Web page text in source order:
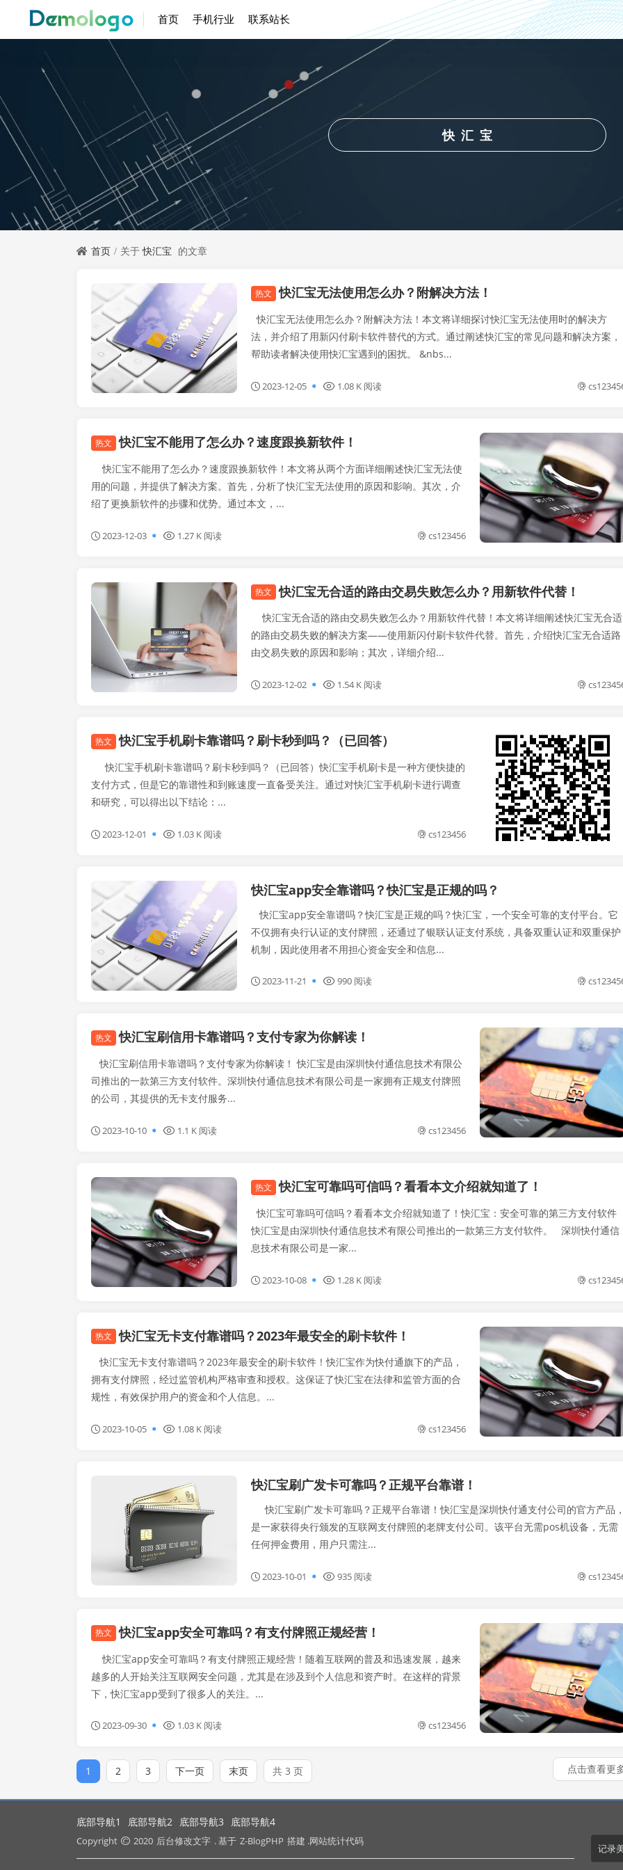
首页 手机行业 联系站长
快汇宝
首页 关于快汇宝 的文章
闪电宝plus
热文 快汇宝无法使用怎么办？附解决方法！
快汇宝无法使用怎么办？附解决方法！本文将详细探讨快汇宝无法使用时的解决方
法，并介绍了用新闪付刷卡软件替代的方式。通过阐述快汇宝的常见问题和解决方案，
帮助读者解决使用快汇宝遇到的困扰。 &nbs...
2023-12-05 1.08 K 阅读
热文 快汇宝不能用了怎么办？速度跟换新软件！
快汇宝不能用了怎么办？速度跟换新软件！本文将从两个方面详细阐述快汇宝无法使
用的问题，并提供了解决方案。首先，分析了快汇宝无法使用的原因和影响。其次，介
绍了更换新软件的步骤和优势。通过本文，...
2023-12-03 1.27 K 阅读 cs123456
闪电宝plus
热文 快汇宝无合适的路由交易失败怎么办？用新软件代替！
快汇宝无合适的路由交易失败怎么办？用新软件代替！本文将详细阐述快汇宝无合适
的路由交易失败的解决方案——使用新闪付刷卡软件代替。首先，介绍快汇宝无合适路
由交易失败的原因和影响；其次，详细介绍...
2023-12-02 1.54 K 阅读
热文 快汇宝手机刷卡靠谱吗？刷卡秒到吗？（已回答）
快汇宝手机刷卡靠谱吗？刷卡秒到吗？（已回答）快汇宝手机刷卡是一种方便快捷的
支付方式，但是它的靠谱性和到账速度一直备受关注。通过对快汇宝手机刷卡进行调查
和研究，可以得出以下结论：...
2023-12-01 1.03 K 阅读 cs123456
闪电宝plus
快汇宝app安全靠谱吗？快汇宝是正规的吗？
快汇宝app安全靠谱吗？快汇宝是正规的吗？快汇宝，一个安全可靠的支付平台。它
不仅拥有央行认证的支付牌照，还通过了银联认证支付系统，具备双重认证和双重保护
机制，因此使用者不用担心资金安全和信息...
2023-11-21 990 阅读
热文 快汇宝刷信用卡靠谱吗？支付专家为你解读！
快汇宝刷信用卡靠谱吗？支付专家为你解读！ 快汇宝是由深圳快付通信息技术有限公
司推出的一款第三方支付软件。深圳快付通信息技术有限公司是一家拥有正规支付牌照
的公司，其提供的无卡支付服务...
2023-10-10 1.1 K 阅读 cs123456
智汇蓝
热文 快汇宝可靠吗可信吗？看看本文介绍就知道了！
快汇宝可靠吗可信吗？看看本文介绍就知道了！快汇宝：安全可靠的第三方支付软件
快汇宝是由深圳快付通信息技术有限公司推出的一款第三方支付软件。 深圳快付通信
息技术有限公司是一家...
2023-10-08 1.28 K 阅读
热文 快汇宝无卡支付靠谱吗？2023年最安全的刷卡软件！
快汇宝无卡支付靠谱吗？2023年最安全的刷卡软件！快汇宝作为快付通旗下的产品，
拥有支付牌照，经过监管机构严格审查和授权。这保证了快汇宝在法律和监管方面的合
规性，有效保护用户的资金和个人信息。...
2023-10-05 1.08 K 阅读 cs123456
闪电宝plus
快汇宝刷广发卡可靠吗？正规平台靠谱！
快汇宝刷广发卡可靠吗？正规平台靠谱！快汇宝是深圳快付通支付公司的官方产品，
是一家获得央行颁发的互联网支付牌照的老牌支付公司。该平台无需pos机设备，无需
任何押金费用，用户只需注...
2023-10-01 935 阅读
热文 快汇宝app安全可靠吗？有支付牌照正规经营！
快汇宝app安全可靠吗？有支付牌照正规经营！随着互联网的普及和迅速发展，越来
越多的人开始关注互联网安全问题，尤其是在涉及到个人信息和资产时。在这样的背景
下，快汇宝app受到了很多人的关注。...
2023-09-30 1.03 K 阅读 cs123456
1 2 3 下一页 末页 共 3 页 点击查看更
底部导航1 底部导航2 底部导航3 底部导航4
Copyright 2020 后台修改文字 . 基于 Z-BlogPHP 搭建 .网站统计代码
记录